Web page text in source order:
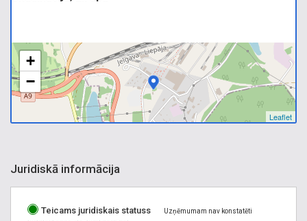
+
−
Leaflet
Juridiskā informācija
Teicams juridiskais statuss
Uzņēmumam nav konstatēti